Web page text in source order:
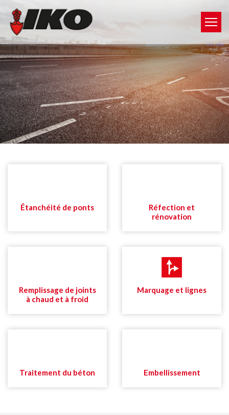
Étanchéité de ponts
Réfection et
rénovation
Remplissage de joints
à chaud et à froid
Marquage et lignes
Traitement du béton Embellissement